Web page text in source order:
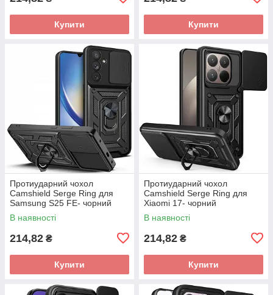
Купити Купити
Протиударний чохол
Camshield Serge Ring для
Samsung S25 FE- чорний
В наявності
214,82 ₴
Купити
Протиударний чохол
Camshield Serge Ring для
Xiaomi 17- чорний
В наявності
214,82 ₴
Купити